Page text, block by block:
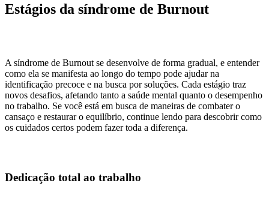
Estágios da síndrome de Burnout
A síndrome de Burnout se desenvolve de forma gradual, e entender
como ela se manifesta ao longo do tempo pode ajudar na
identificação precoce e na busca por soluções. Cada estágio traz
novos desafios, afetando tanto a saúde mental quanto o desempenho
no trabalho. Se você está em busca de maneiras de combater o
cansaço e restaurar o equilíbrio, continue lendo para descobrir como
os cuidados certos podem fazer toda a diferença.
Dedicação total ao trabalho